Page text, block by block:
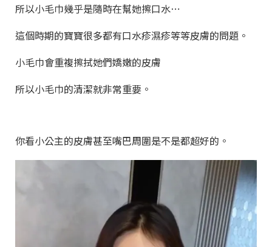
所以小毛巾幾乎是隨時在幫她擦口水⋯
這個時期的寶寶很多都有口水疹濕疹等等皮膚的問題。
小毛巾會重複擦拭她們嬌嫩的皮膚
所以小毛巾的清潔就非常重要。
你看小公主的皮膚甚至嘴巴周圍是不是都超好的。